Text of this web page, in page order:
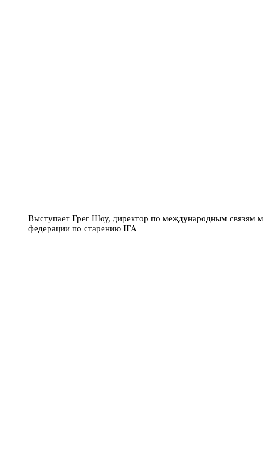
Выступает Грег Шоу, директор по международным связям
федерации по старению IFA